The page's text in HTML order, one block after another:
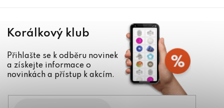
Korálkový klub
Přihlašte se k odběru novinek
a získejte informace o
novinkách a přístup k akcím.